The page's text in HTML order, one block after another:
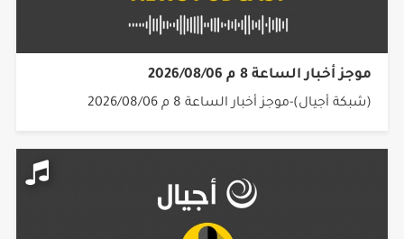
موجز أخبار الساعة 8 م 2026/08/06
(شبكة أجيال)-موجز أخبار الساعة 8 م 2026/08/06